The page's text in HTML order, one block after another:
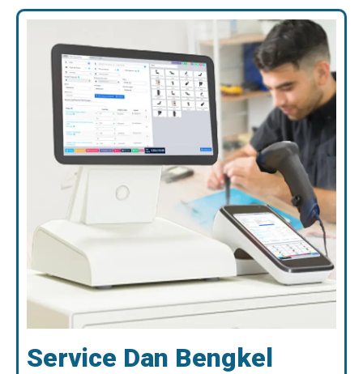
Service Dan Bengkel